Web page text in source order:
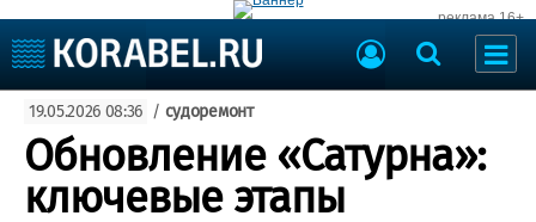
реклама 16+
Судоходство
Судоремонт
События
Порты
19.05.2026 08:36 / судоремонт
Обновление «Сатурна»:
ключевые этапы